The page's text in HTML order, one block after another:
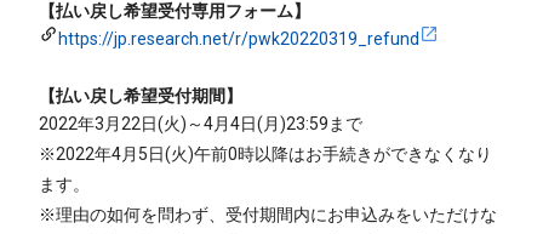
【払い戻し希望受付専用フォーム】
https://jp.research.net/r/pwk20220319_refund
【払い戻し希望受付期間】
2022年3月22日(火)～4月4日(月)23:59まで
※2022年4月5日(火)午前0時以降はお手続きができなくなり
ます。
※理由の如何を問わず、受付期間内にお申込みをいただけな